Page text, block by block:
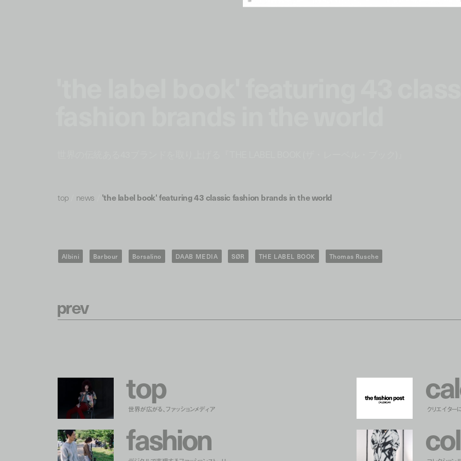
top news 'the label book' featuring 43 classic fashion brands in the world
Albini Barbour Borsalino DAAB MEDIA SØR THE LABEL BOOK Thomas Rusche
prev
top
世界が広がる、ファッションメディア
fashion
cal
クリエイター
col